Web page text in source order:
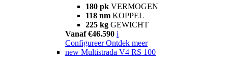
180 pk VERMOGEN
118 nm KOPPEL
225 kg GEWICHT
Vanaf €46.590 i
Configureer Ontdek meer
new Multistrada V4 RS 100